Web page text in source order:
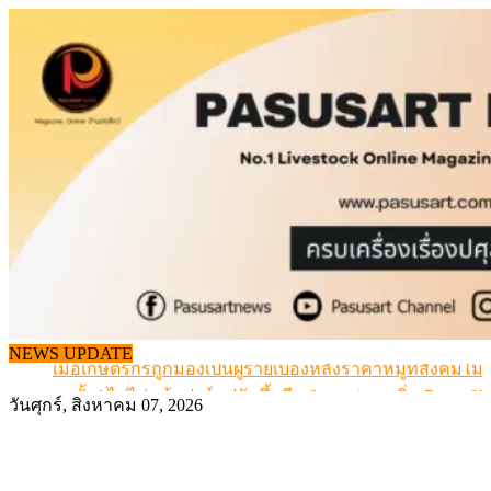
content
NEWS UPDATE
สกัดลักลอบนำเข้าเอ็นโคแช่แข็งกว่า 12.6 ตัน สมุทรสาคร
เมื่อเกษตรกรถูกมองเป็นผู้ร้ายเบื้องหลังราคาหมูที่สังคมไม่
สุดอั้น! ไข่ไก่หน้าฟาร์มปรับขึ้นอีก 6 บาท/แผง เริ่ม 7 ส.ค.69
วันศุกร์, สิงหาคม 07, 2026